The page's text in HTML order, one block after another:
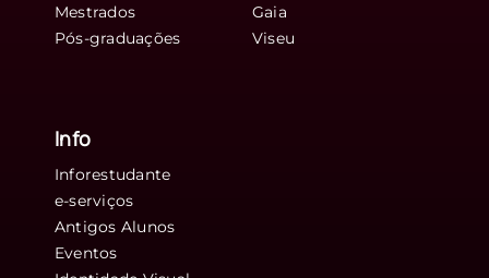
Mestrados
Pós-graduações
Gaia
Viseu
Info
Inforestudante
e-serviços
Antigos Alunos
Eventos